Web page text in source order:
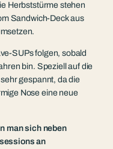
Herbststürme stehen
Sandwich-Deck aus
SUPs folgen, sobald
bin. Speziell auf die
gespannt, da die
Nose eine neue
man sich neben
an